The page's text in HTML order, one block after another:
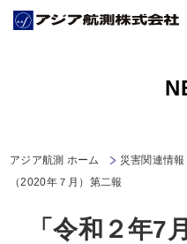
アジア航測 ホーム 災害関連情報
（2020年７月）第二報
「令和２年7